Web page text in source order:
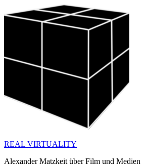
to
REAL VIRTUALITY
Alexander Matzkeit über Film und Medien